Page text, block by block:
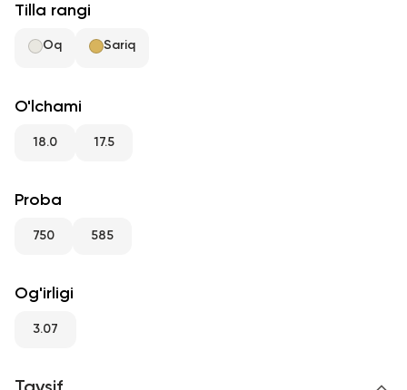
Sevimli
RU
Tilla rangi
Oq Sariq
O'lchami
18.0 17.5
Proba
750 585
Og'irligi
3.07